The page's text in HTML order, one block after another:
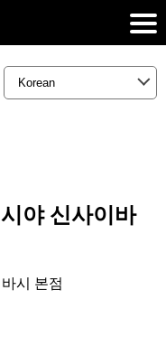
야 신사이바
시 본점